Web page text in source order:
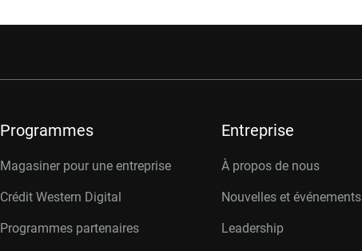
Programmes
Magasiner pour une entreprise
Crédit Western Digital
Programmes partenaires
Entreprise
À propos de nous
Nouvelles et événements
Leadership